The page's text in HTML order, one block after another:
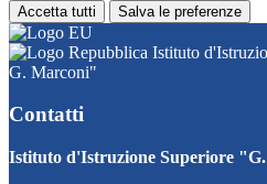
Accetta tutti Salva le preferenze
Istituto
G. Marconi"
Contatti
Istituto d'Istruzione Superiore